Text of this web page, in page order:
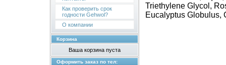
Как проверить срок
годности Gehwol?
О компании
Корзина
Ваша корзина пуста
Оформить заказ по тел:
Triethylene Glycol,
Eucalyptus Globulus,